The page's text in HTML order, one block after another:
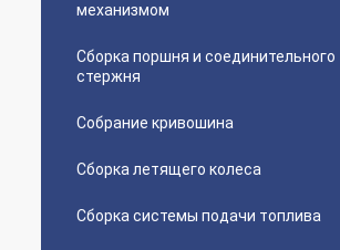
механизмом
Сборка поршня и соединительного
стержня
Собрание кривошина
Сборка летящего колеса
Сборка системы подачи топлива